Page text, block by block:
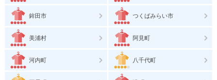
鉾田市 つくばみらい市
美浦村 阿見町
河内町 八千代町